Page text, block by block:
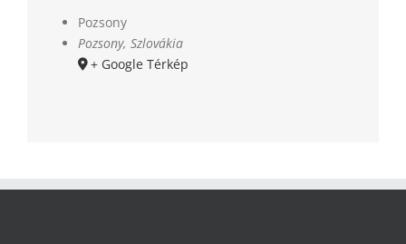
Pozsony
Pozsony, Szlovákia
+ Google Térkép